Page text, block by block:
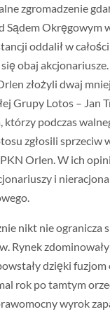
zgromadzenie
Sądem Okręgowym
oddalił w
obaj
złożyli dwaj
Grupy Lotos – Jan
którzy podczas
zgłosili sprzeciw
Orlen. W ich
i
nikt nie ogranicza
Rynek
dzięki
rok po tamtym
wyrok